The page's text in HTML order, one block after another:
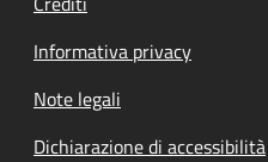
Informativa privacy
Note legali
Dichiarazione di accessibilità